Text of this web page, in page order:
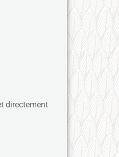
directement